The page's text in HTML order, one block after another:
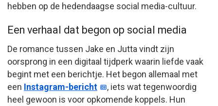
hebben op de hedendaagse social media-cultuur.
Een verhaal dat begon op social media
De romance tussen Jake en Jutta vindt zijn
oorsprong in een digitaal tijdperk waarin liefde vaak
begint met een berichtje. Het begon allemaal met
een Instagram-bericht
, iets wat tegenwoordig
heel gewoon is voor opkomende koppels. Hun